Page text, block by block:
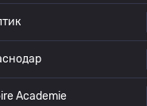
Academie